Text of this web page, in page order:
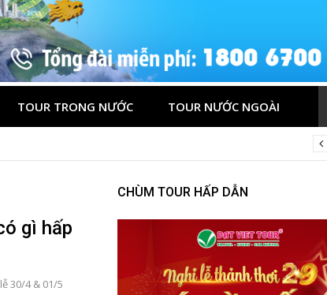
TOUR TRONG NƯỚC TOUR NƯỚC NGOÀI
gì hấp
30/4 & 01/5
CHÙM TOUR HẤP DẪN